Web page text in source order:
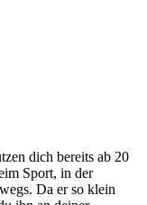
dich bereits ab 20
Sport, in der
Da er so klein